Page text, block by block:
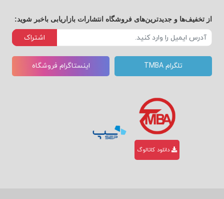
از تخفیف‌ها و جدیدترین‌های فروشگاه انتشارات بازاریابی باخبر شوید:
اشتراک
تلگرام TMBA اینستاگرام فروشگاه
دانلود کاتالوگ